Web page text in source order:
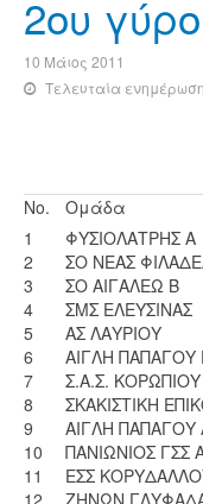
2ου
10 Μάιος 2011
Τελευταία
No. Ομάδα
1
ΦΥΣΙΟΛΑΤΡΗΣ Α
2
ΣΟ ΝΕΑΣ
3
ΣΟ ΑΙΓΑΛΕΩ Β
4
ΣΜΣ ΕΛΕΥΣΙΝΑΣ
5
ΑΣ ΛΑΥΡΙΟΥ
6
ΑΙΓΛΗ ΠΑΠΑΓΟΥ
7
Σ.Α.Σ. ΚΟΡΩΠΙΟΥ
8
ΣΚΑΚΙΣΤΙΚΗ
9
ΑΙΓΛΗ ΠΑΠΑΓΟΥ
10
ΠΑΝΙΩΝΙΟΣ ΓΣΣ
11
ΕΣΣ
12
ΖΗΝΩΝ